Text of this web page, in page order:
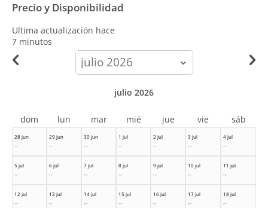
Precio y Disponibilidad
Ultima actualización hace
7 minutos
calendar-
month
28 jun
--
29 jun
--
30 jun
--
1 jul
--
2 jul
--
3 jul
--
4 jul
--
5 jul
--
6 jul
--
7 jul
--
8 jul
--
9 jul
--
10 jul
--
11 jul
--
12 jul
--
13 jul
--
14 jul
--
15 jul
--
16 jul
--
17 jul
--
18 jul
--
julio 2026
dom lun mar mié jue vie sáb